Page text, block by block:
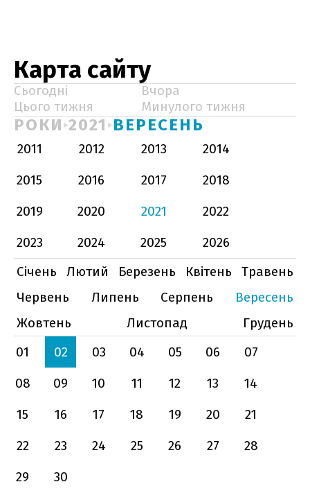
Карта сайту
Сьогодні
Вчора
Цього тижня
Минулого тижня
РОКИ 2021 ВЕРЕСЕНЬ
2011 2012 2013
2014
2015
2016 2017
2018
2019
2020 2021
2022
2023
2024 2025
2026
Січень
Лютий Березень Квітень
Травень
Червень
Липень Серпень
Вересень
Жовтень
Листопад
Грудень
01
02 03 04 05 06
07
08
09 10 11 12 13
14
15
16 17 18 19 20
21
22
23 24 25 26 27
28
29
30